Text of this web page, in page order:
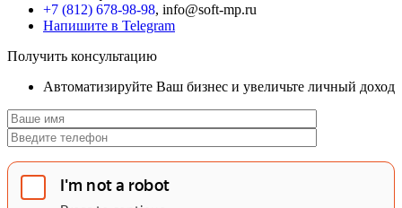
+7 (812) 678-98-98, info@soft-mp.ru
Напишите в Telegram
Получить консультацию
Автоматизируйте Ваш бизнес и увеличьте личный доход